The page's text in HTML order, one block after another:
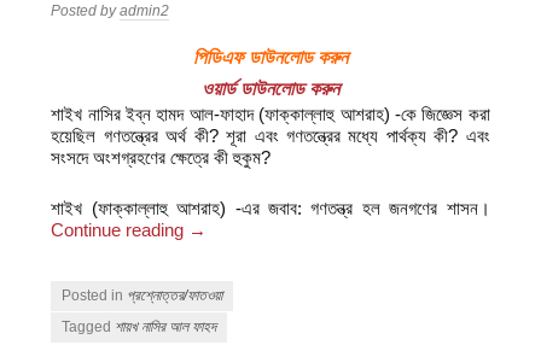
Posted byadmin2
পিডিএফ ডাউনলোড করুন
ওয়ার্ড ডাউনলোড করুন
শাইখ নাসির ইব্‌ন হামদ আল-ফাহাদ (ফাক্কাল্লাহু আশরাহ) -কে জিজ্ঞেস করা
হয়েছিল গণতন্ত্রের অর্থ কী? শূরা এবং গণতন্ত্রের মধ্যে পার্থক্য কী? এবং
সংসদে অংশগ্রহণের ক্ষেত্রে কী হুকুম?
শাইখ (ফাক্কাল্লাহু আশরাহ) -এর জবাব: গণতন্ত্র হল জনগণের শাসন।
Continue reading →
Posted in প্রশ্নোত্তর/ফাতওয়া
Tagged শায়খ নাসির আল ফাহদ